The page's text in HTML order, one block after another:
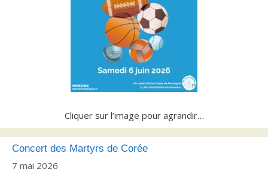
Cliquer sur l’image pour agrandir…
Concert des Martyrs de Corée
7 mai 2026